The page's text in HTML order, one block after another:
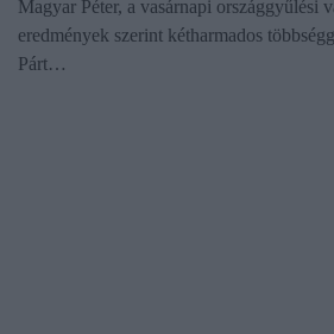
Magyar Péter, a vasárnapi országgyűlési
eredmények szerint kétharmados
Párt…